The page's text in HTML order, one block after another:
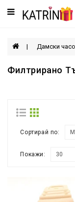
Категории
МЪЖЕ
ЖЕНИ
АКСЕСОАРИ
Дамски
Филтрирано
Сортирай по:
Покажи: